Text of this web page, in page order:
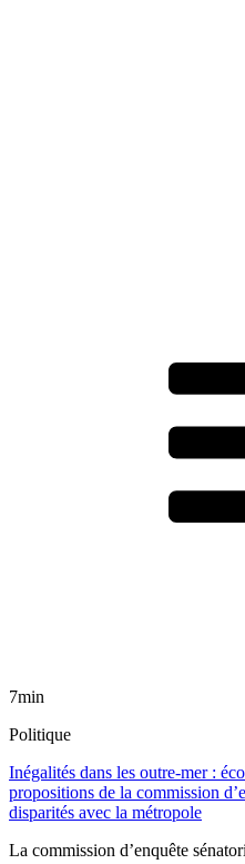
7min
Politique
Inégalités dans les outre-mer :
propositions de la commission
disparités avec la métropole
La commission d’enquête